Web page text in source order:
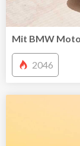
Mit BMW
2046